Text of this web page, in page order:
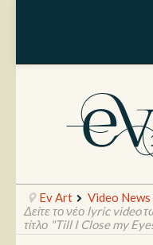
Ev Art Video News
Δείτε το νέο lyric video
τίτλο "Till I Close my